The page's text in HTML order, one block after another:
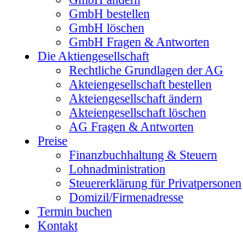
GmbH bestellen
GmbH löschen
GmbH Fragen & Antworten
Die Aktiengesellschaft
Rechtliche Grundlagen der AG
Akteiengesellschaft bestellen
Akteiengesellschaft ändern
Akteiengesellschaft löschen
AG Fragen & Antworten
Preise
Finanzbuchhaltung & Steuern
Lohnadministration
Steuererklärung für Privatpersonen
Domizil/Firmenadresse
Termin buchen
Kontakt